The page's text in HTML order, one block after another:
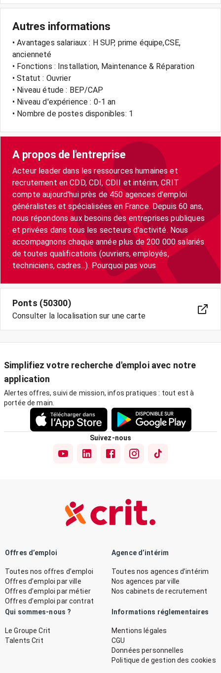
Autres informations
• Avantages salariaux : H SUP, prime équipe,CSE,
ancienneté
• Fonctions : Installation, Maintenance & Réparation
• Statut : Ouvrier
• Niveau étude : BEP/CAP
• Niveau d'expérience : 0-1 an
• Nombre de postes disponibles: 1
A propos de l'entreprise
Acteur leader dans les ressources humaines et
recrutement en CDD, CDI, CDII et intérim, CRIT
compte aujourd'hui près de 450 agences d'emploi
généralistes et spécialisées en France. Depuis 60 ans,
nous répondons aux besoins des entreprises publiques
et privées dans tous les secteurs d'activité. Nous
accompagnons chaque année plus de 200 000 salariés
de toutes qualifications (ouvriers, employés,
techniciens, cadres...). Pourquoi pas vous
Ponts (50300)
Consulter la localisation sur une carte
Simplifiez votre recherche d'emploi avec notre
application
Alertes offres, suivi de mission, infos pratiques : tout est à
portée de main.
Suivez-nous
Offres d’emploi
Toutes nos offres d’emploi
Offres d’emploi par ville
Offres d’emploi par métier
Offres d’emploi par contrat
Agence d’intérim
Toutes nos agences d’intérim
Nos agences par ville
Nos cabinets de recrutement
Qui sommes-nous ?
Le Groupe Crit
Talents Crit
Informations réglementaires
Mentions légales
CGU
Données personnelles
Politique de gestion des cookies